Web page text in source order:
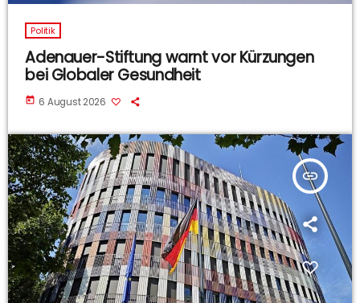
Politik
Adenauer-Stiftung warnt vor Kürzungen
bei Globaler Gesundheit
today 6 August 2026
insert_link